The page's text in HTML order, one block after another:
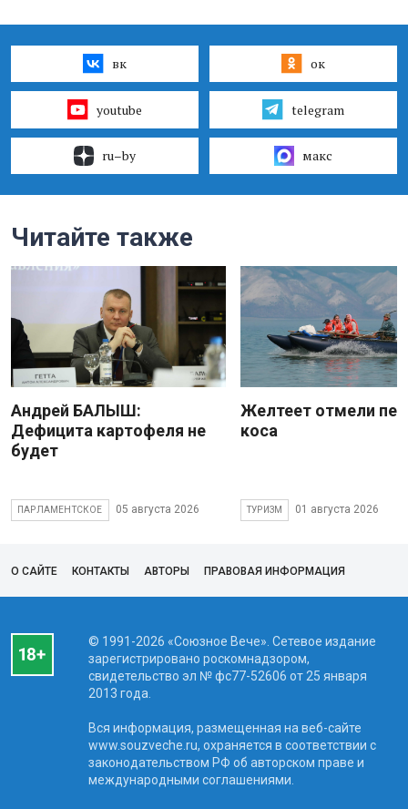
вк ок
youtube telegram
ru–by макс
Читайте также
Андрей БАЛЫШ:
Дефицита картофеля не
будет
ПАРЛАМЕНТСКОЕ 05 августа 2026
Желтеет отмели
коса
ТУРИЗМ 01 августа 2026
О САЙТЕ КОНТАКТЫ АВТОРЫ ПРАВОВАЯ ИНФОРМАЦИЯ
© 1991-2026 «Союзное Вече». Сетевое издание
зарегистрировано роскомнадзором,
свидетельство эл № фc77-52606 от 25 января
2013 года.
Вся информация, размещенная на веб-сайте
www.souzveche.ru, охраняется в соответствии с
законодательством РФ об авторском праве и
международными соглашениями.